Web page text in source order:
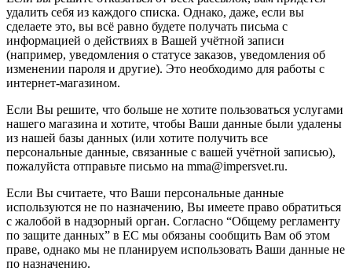
удалить себя из каждого списка. Однако, даже, если вы
сделаете это, вы всё равно будете получать письма с
информацией о действиях в Вашей учётной записи
(например, уведомления о статусе заказов, уведомления об
изменении пароля и другие). Это необходимо для работы с
интернет-магазином.
Если Вы решите, что больше не хотите пользоваться услугами
нашего магазина и хотите, чтобы Ваши данные были удалены
из нашей базы данных (или хотите получить все
персональные данные, связанные с вашей учётной записью),
пожалуйста отправьте письмо на mma@impersvet.ru.
Если Вы считаете, что Ваши персональные данные
используются не по назначению, Вы имеете право обратиться
с жалобой в надзорный орган. Согласно “Общему регламенту
по защите данных” в ЕС мы обязаны сообщить Вам об этом
праве, однако мы не планируем использовать Ваши данные не
по назначению.